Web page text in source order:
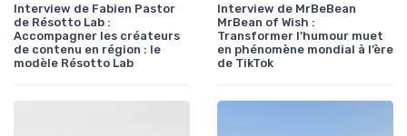
Interview de Fabien Pastor
de Résotto Lab :
Accompagner les créateurs
de contenu en région : le
modèle Résotto Lab
Interview de MrBeBean
MrBean of Wish :
Transformer l’humour muet
en phénomène mondial à l’ère
de TikTok